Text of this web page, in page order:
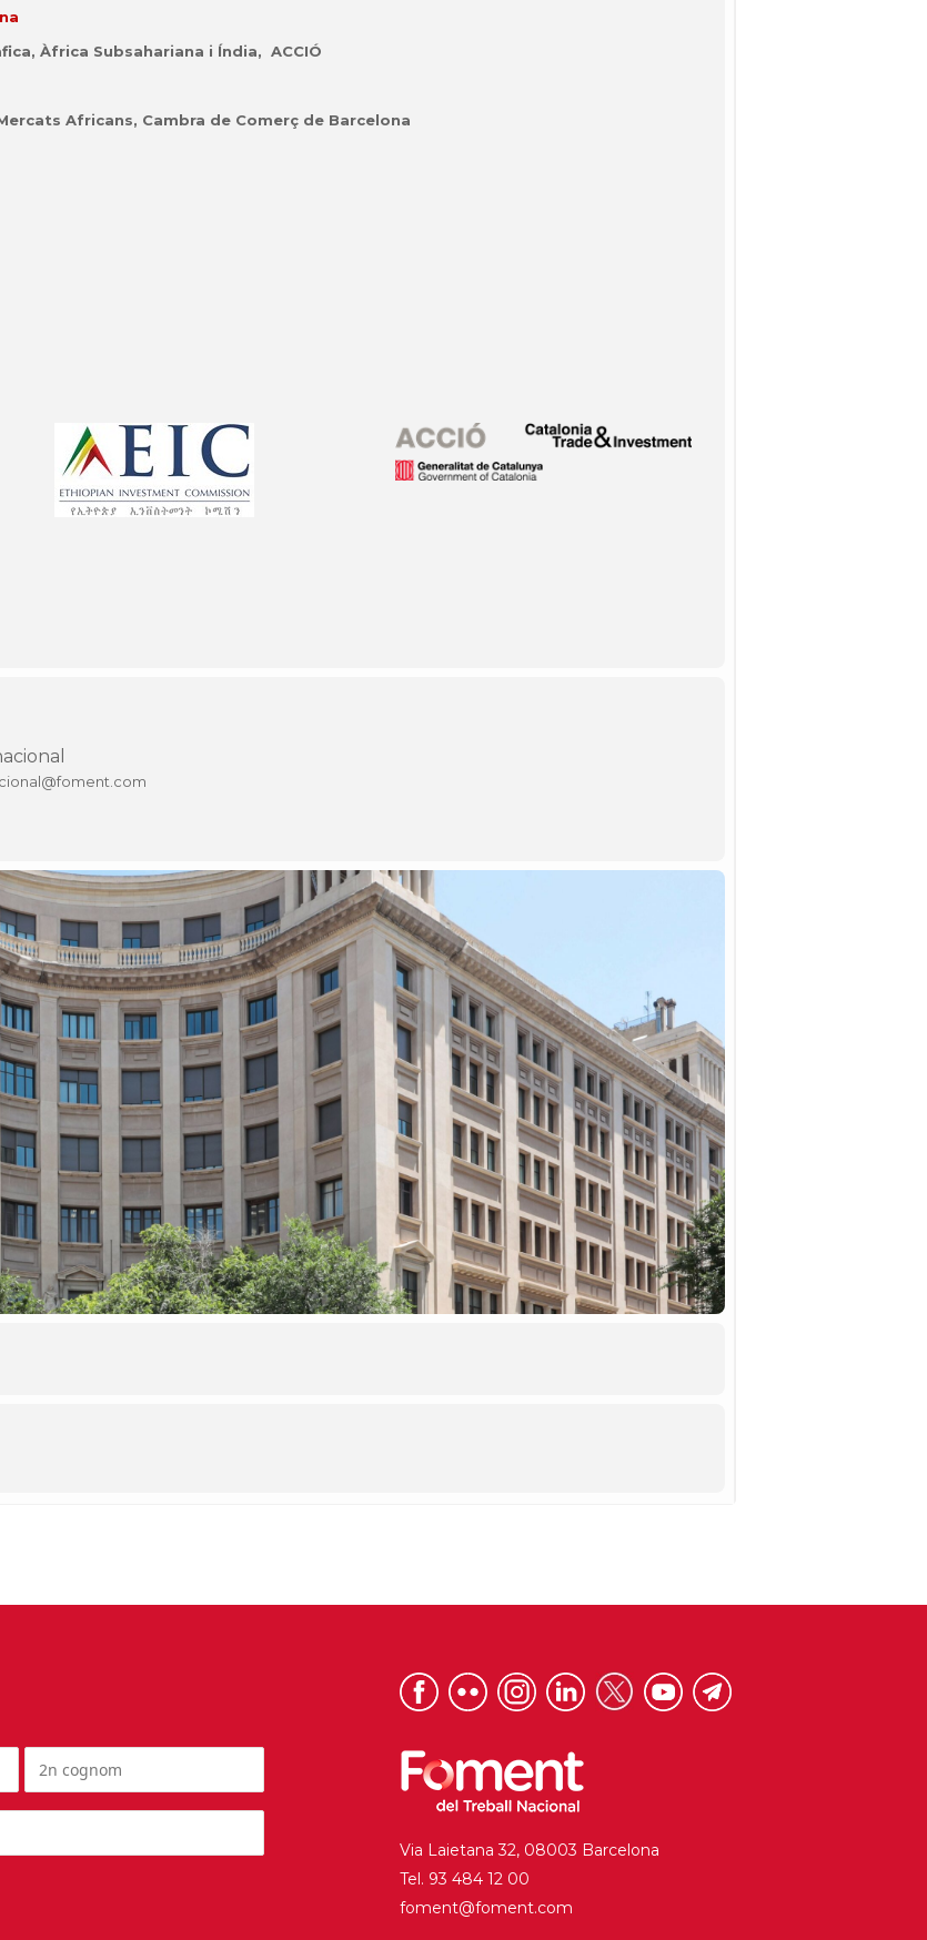
Àfrica Subsahariana i Índia, ACCIÓ
Africans, Cambra de Comerç de Barcelona
Via Laietana 32, 08003 Barcelona
Tel. 93 484 12 00
foment@foment.com